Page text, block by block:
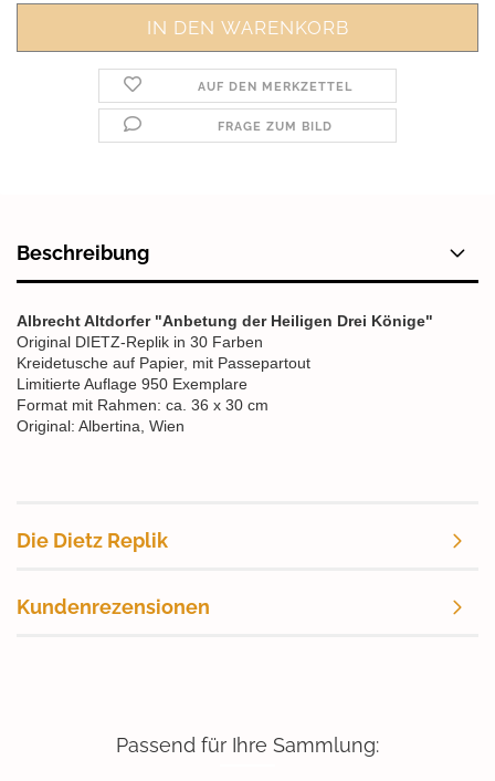
AUF DEN MERKZETTEL
FRAGE ZUM BILD
Beschreibung
Albrecht Altdorfer "Anbetung der Heiligen Drei Könige"
Original DIETZ-Replik in 30 Farben
Kreidetusche auf Papier, mit Passepartout
Limitierte Auflage 950 Exemplare
Format mit Rahmen: ca. 36 x 30 cm
Original: Albertina, Wien
Die Dietz Replik
Kundenrezensionen
Passend für Ihre Sammlung: